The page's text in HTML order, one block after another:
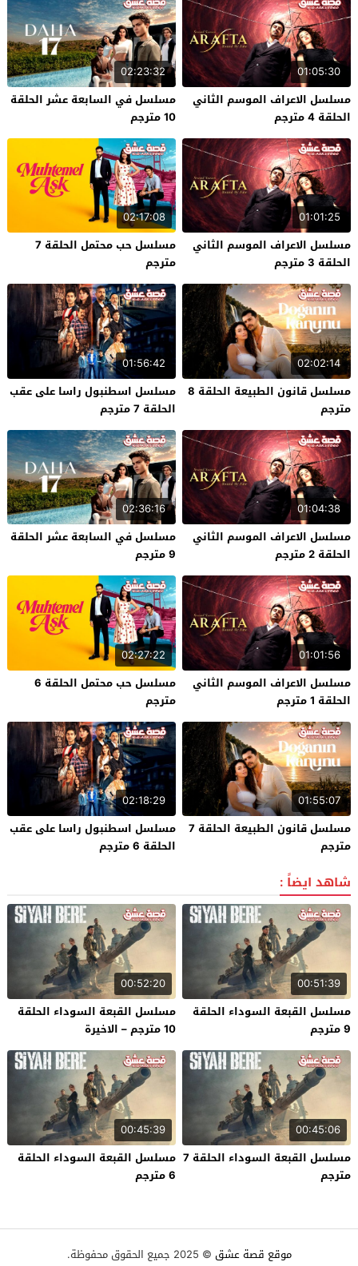
01:05:30
مسلسل الاعراف الموسم الثاني
الحلقة 4 مترجم
02:23:32
مسلسل في السابعة عشر الحلقة
10 مترجم
01:01:25
مسلسل الاعراف الموسم الثاني
الحلقة 3 مترجم
02:17:08
مسلسل حب محتمل الحلقة 7
مترجم
02:02:14
مسلسل قانون الطبيعة الحلقة 8
مترجم
01:56:42
مسلسل اسطنبول راسا على عقب
الحلقة 7 مترجم
01:04:38
مسلسل الاعراف الموسم الثاني
الحلقة 2 مترجم
02:36:16
مسلسل في السابعة عشر الحلقة
9 مترجم
01:01:56
مسلسل الاعراف الموسم الثاني
الحلقة 1 مترجم
02:27:22
مسلسل حب محتمل الحلقة 6
مترجم
01:55:07
مسلسل قانون الطبيعة الحلقة 7
مترجم
02:18:29
مسلسل اسطنبول راسا على عقب
الحلقة 6 مترجم
شاهد ايضاً :
00:51:39
مسلسل القبعة السوداء الحلقة
9 مترجم
00:52:20
مسلسل القبعة السوداء الحلقة
10 مترجم – الاخيرة
00:45:06
مسلسل القبعة السوداء الحلقة 7
مترجم
00:45:39
مسلسل القبعة السوداء الحلقة
6 مترجم
موقع قصة عشق © 2025 جميع الحقوق محفوظة.